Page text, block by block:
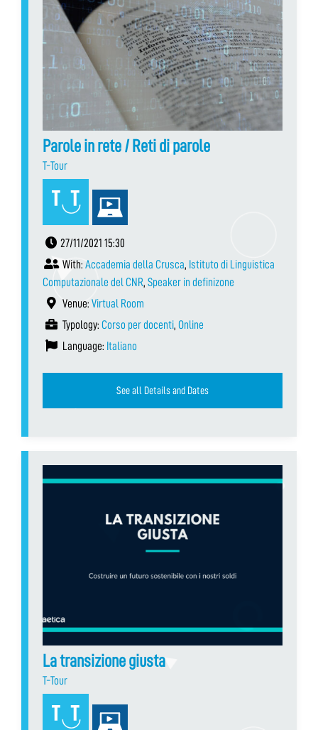
Parole in rete / Reti di parole
T-Tour
27/11/2021 15:30
With: Accademia della Crusca, Istituto di Linguistica
Computazionale del CNR, Speaker in definizone
Venue: Virtual Room
Typology: Corso per docenti, Online
Language: Italiano
See all Details and Dates
La transizione giusta
T-Tour